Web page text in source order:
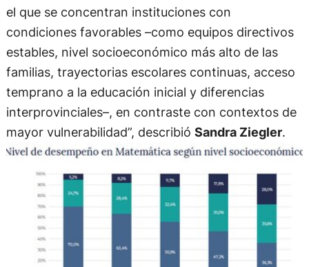
el que se concentran instituciones con
condiciones favorables –como equipos directivos
estables, nivel socioeconómico más alto de las
familias, trayectorias escolares continuas, acceso
temprano a la educación inicial y diferencias
interprovinciales–, en contraste con contextos de
mayor vulnerabilidad”, describió Sandra Ziegler.